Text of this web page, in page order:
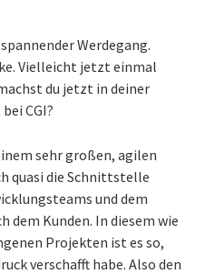
Werdegang.
Vielleicht jetzt einmal
du jetzt in deiner
CGI?
sehr großen, agilen
quasi die Schnittstelle
und dem
dem Kunden. In diesem wie
Projekten ist es so,
verschafft habe. Also den